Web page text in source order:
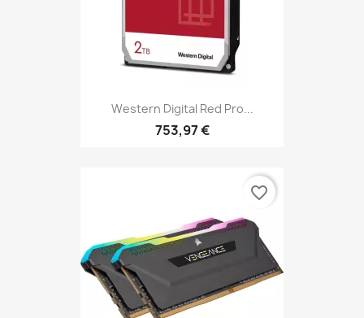
Western Digital Red Pro...
753,97 €
favorite_border